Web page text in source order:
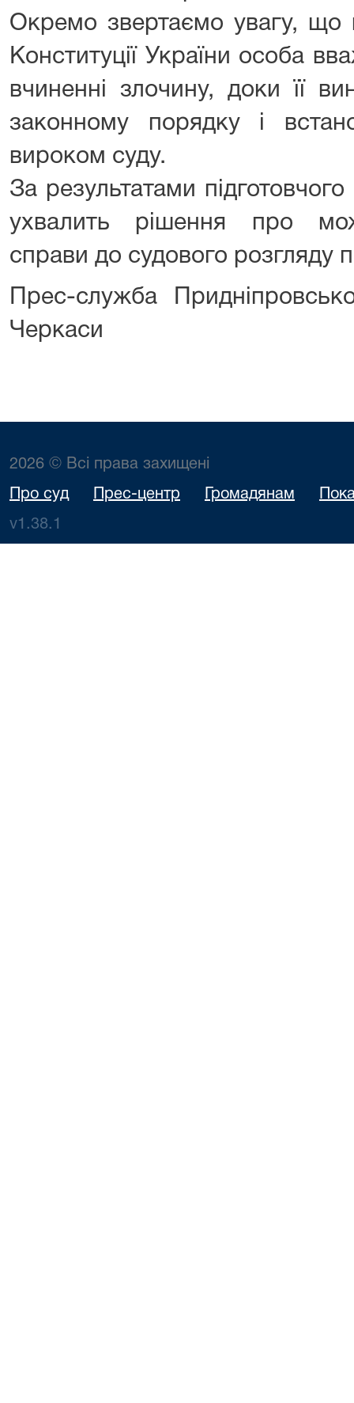
Окремо звертаємо увагу, що
Конституції України особа
вчиненні злочину, доки її
законному порядку і
вироком суду.
За результатами
ухвалить рішення про
справи до судового розгляду
Прес-служба
Черкаси
2026 © Всі права захищені
Про суд Прес-центр Громадянам
v1.38.1